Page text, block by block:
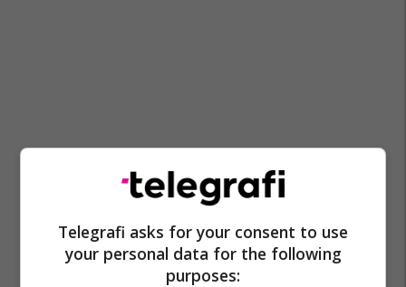
Telegrafi asks for your consent to use
your personal data for the following
purposes: